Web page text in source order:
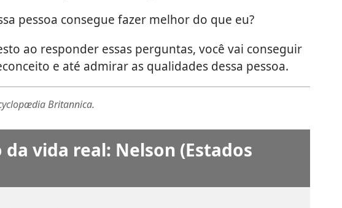
pessoa consegue fazer melhor do que eu?
ao responder essas perguntas, você vai conseguir
e até admirar as qualidades dessa pessoa.
Britannica.
da vida real: Nelson (Estados